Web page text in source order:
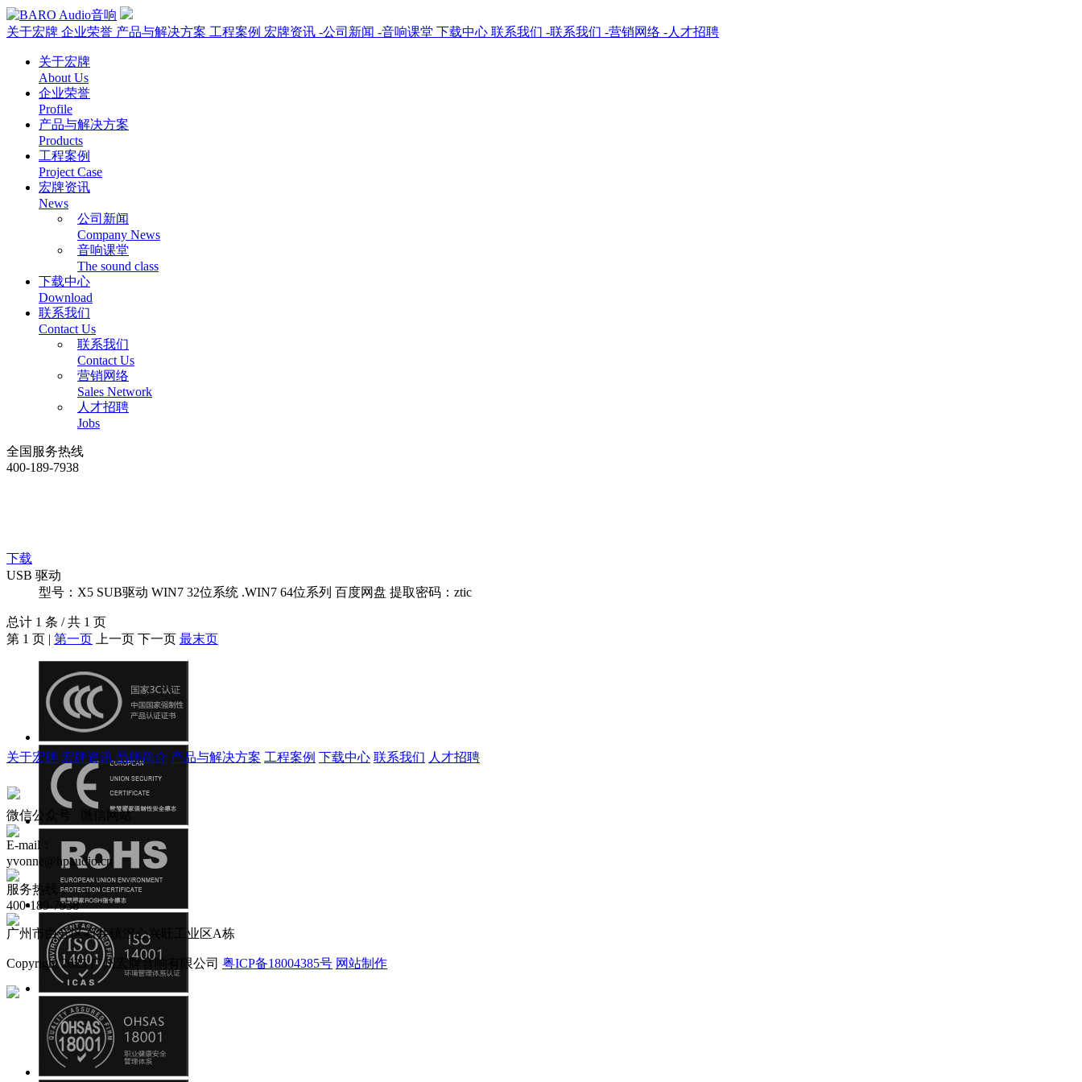
关于宏牌 企业荣誉 产品与解决方案 工程案例 宏牌资讯 -公司新闻 -音响课堂 下载中心 联系我们 -联系我们 -营销网络 -人才招聘
关于宏牌
About Us
企业荣誉
Profile
产品与解决方案
Products
工程案例
Project Case
宏牌资讯
News
公司新闻
Company News
音响课堂
The sound class
下载中心
Download
联系我们
Contact Us
联系我们
Contact Us
营销网络
Sales Network
人才招聘
Jobs
全国服务热线
400-189-7938
下载
USB 驱动
型号：X5 SUB驱动 WIN7 32位系统 .WIN7 64位系列 百度网盘 提取密码：ztic
总计 1 条 / 共 1 页
第 1 页 | 第一页 上一页 下一页 最末页
关于宏牌 宏牌资讯 品牌简介 产品与解决方案 工程案例 下载中心 联系我们 人才招聘
微信公众号 微信网站
E-mail：
yvonne@hpaudio.cn
服务热线：
400-189-7938
广州市白云区石井镇滘心兴旺工业区A栋
Copyright 2025 广州宏牌音响有限公司 粤ICP备18004385号 网站制作